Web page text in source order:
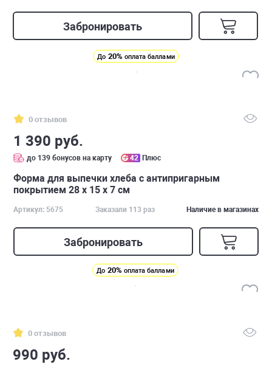
Забронировать
До 20% оплата баллами
0 отзывов
1 390 руб.
до 139 бонусов на карту 42 Плюс
Форма для выпечки хлеба с антипригарным
покрытием 28 x 15 x 7 см
Артикул: 5675 Заказали 113 раз Наличие в магазинах
Забронировать
До 20% оплата баллами
0 отзывов
990 руб.